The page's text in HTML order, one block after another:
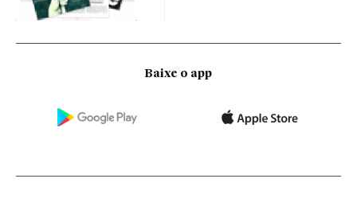
Baixe o app